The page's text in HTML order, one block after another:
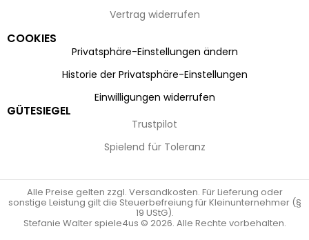
Vertrag widerrufen
COOKIES
Privatsphäre-Einstellungen ändern
Historie der Privatsphäre-Einstellungen
Einwilligungen widerrufen
GÜTESIEGEL
Trustpilot
Spielend für Toleranz
Alle Preise gelten zzgl. Versandkosten. Für Lieferung oder
sonstige Leistung gilt die Steuerbefreiung für Kleinunternehmer (§
19 UStG).
Stefanie Walter spiele4us © 2026. Alle Rechte vorbehalten.